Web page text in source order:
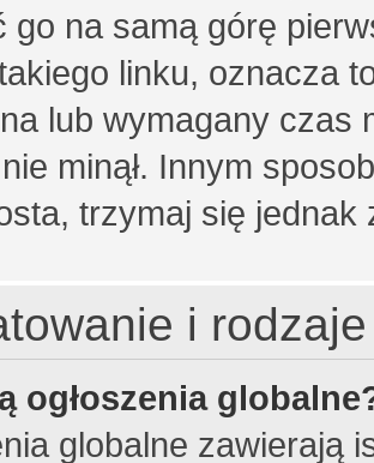
go na samą górę
linku, oznacza
lub wymagany
minął. Innym
trzymaj się jednak
i
ogłoszenia
globalne zawierają